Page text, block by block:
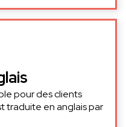
pour des clients
traduite en anglais par